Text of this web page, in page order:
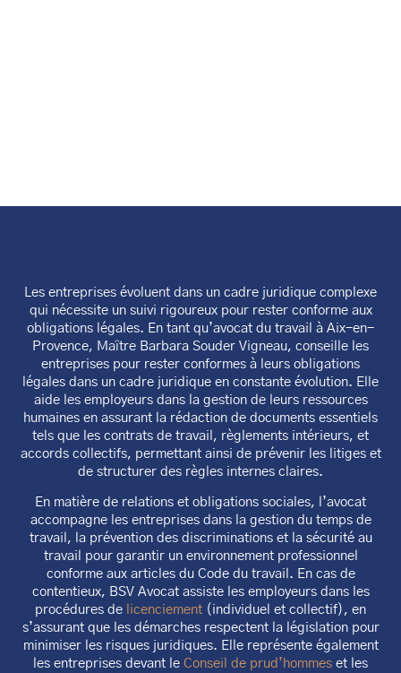
Les entreprises évoluent dans un cadre juridique complexe
qui nécessite un suivi rigoureux pour rester conforme aux
obligations légales. En tant qu’avocat du travail à Aix-en-
Provence, Maître Barbara Souder Vigneau, conseille les
entreprises pour rester conformes à leurs obligations
légales dans un cadre juridique en constante évolution. Elle
aide les employeurs dans la gestion de leurs ressources
humaines en assurant la rédaction de documents essentiels
tels que les contrats de travail, règlements intérieurs, et
accords collectifs, permettant ainsi de prévenir les litiges et
de structurer des règles internes claires.
En matière de relations et obligations sociales, l’avocat
accompagne les entreprises dans la gestion du temps de
travail, la prévention des discriminations et la sécurité au
travail pour garantir un environnement professionnel
conforme aux articles du Code du travail. En cas de
contentieux, BSV Avocat assiste les employeurs dans les
procédures de licenciement (individuel et collectif), en
s’assurant que les démarches respectent la législation pour
minimiser les risques juridiques. Elle représente également
les entreprises devant le Conseil de prud’hommes et les